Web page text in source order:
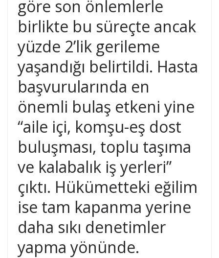
göre son önlemlerle
birlikte bu süreçte ancak
yüzde 2’lik gerileme
yaşandığı belirtildi. Hasta
başvurularında en
önemli bulaş etkeni yine
“aile içi, komşu-eş dost
buluşması, toplu taşıma
ve kalabalık iş yerleri”
çıktı. Hükümetteki eğilim
ise tam kapanma yerine
daha sıkı denetimler
yapma yönünde.